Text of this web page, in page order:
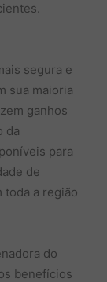
segura e
sua maioria
ganhos
da
para
de
toda a região
do
benefícios